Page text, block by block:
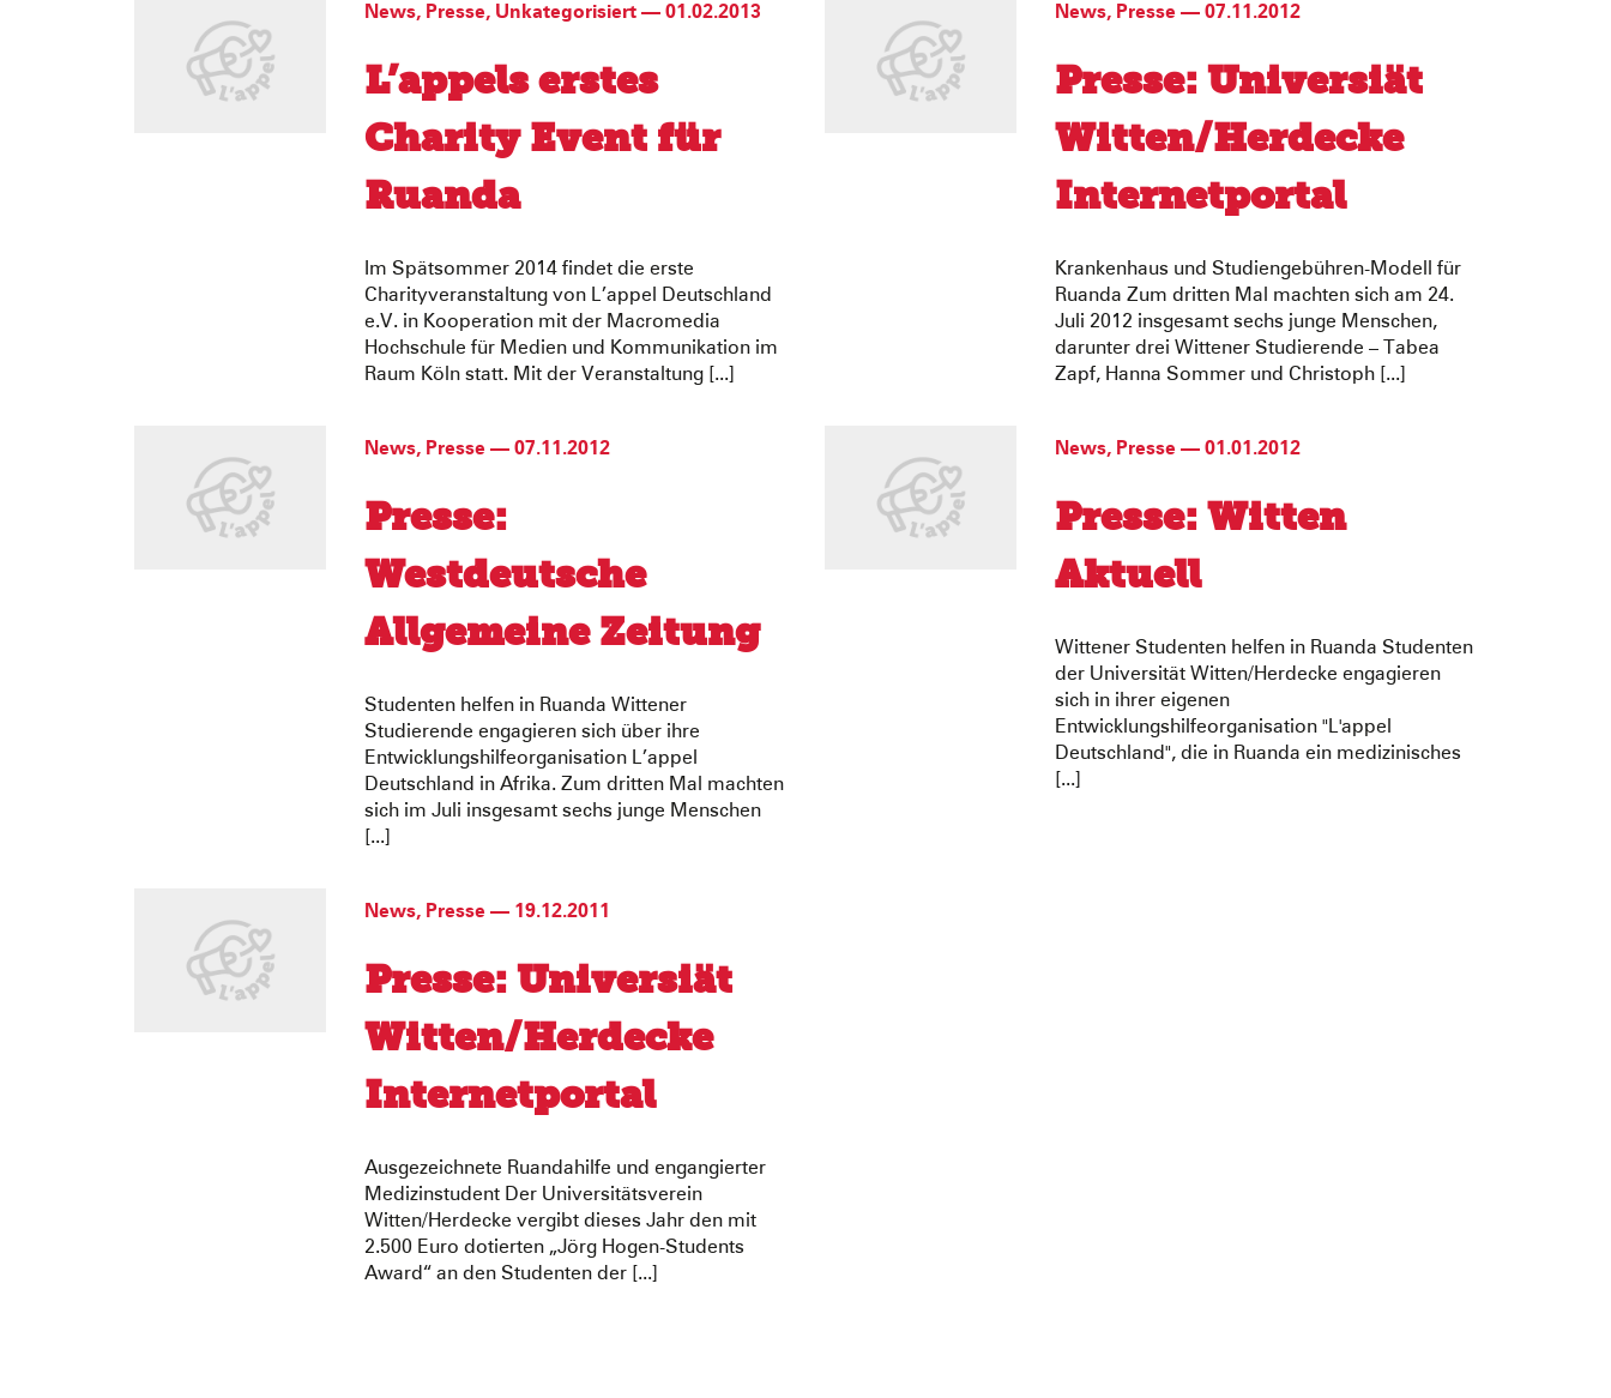
News, Presse, Unkategorisiert — 01.02.2013
L’appels erstes
Charity Event für
Ruanda
Im Spätsommer 2014 findet die erste
Charityveranstaltung von L’appel Deutschland
e.V. in Kooperation mit der Macromedia
Hochschule für Medien und Kommunikation im
Raum Köln statt. Mit der Veranstaltung [...]
News, Presse — 07.11.2012
Presse: Universiät
Witten/Herdecke
Internetportal
Krankenhaus und Studiengebühren-Modell für
Ruanda Zum dritten Mal machten sich am 24.
Juli 2012 insgesamt sechs junge Menschen,
darunter drei Wittener Studierende – Tabea
Zapf, Hanna Sommer und Christoph [...]
News, Presse — 07.11.2012
Presse:
Westdeutsche
Allgemeine Zeitung
Studenten helfen in Ruanda Wittener
Studierende engagieren sich über ihre
Entwicklungshilfeorganisation L’appel
Deutschland in Afrika. Zum dritten Mal machten
sich im Juli insgesamt sechs junge Menschen
[...]
News, Presse — 01.01.2012
Presse: Witten
Aktuell
Wittener Studenten helfen in Ruanda Studenten
der Universität Witten/Herdecke engagieren
sich in ihrer eigenen
Entwicklungshilfeorganisation "L'appel
Deutschland", die in Ruanda ein medizinisches
[...]
News, Presse — 19.12.2011
Presse: Universiät
Witten/Herdecke
Internetportal
Ausgezeichnete Ruandahilfe und engangierter
Medizinstudent Der Universitätsverein
Witten/Herdecke vergibt dieses Jahr den mit
2.500 Euro dotierten „Jörg Hogen-Students
Award“ an den Studenten der [...]